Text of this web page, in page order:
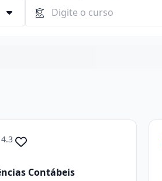
4.3
Contábeis